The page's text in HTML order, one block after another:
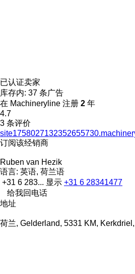
已认证卖家
库存内: 37 条广告
在 Machineryline 注册 2 年
4.7
3 条评价
订阅该经销商
Ruben van Hezik
语言: 英语, 荷兰语
+31 6 283... 显示 +31 6 28341477
给我回电话
地址
荷兰, Gelderland, 5331 KM,